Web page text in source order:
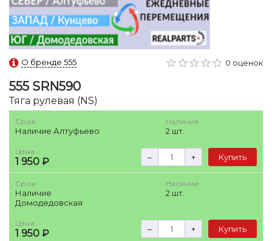
О бренде 555 0 оценок
555 SRN590
Тяга рулевая (NS)
Срок
Наличие Алтуфьево
Наличие
2 шт.
Цена
1 950 ₽ – + Купить
Срок
Наличие
Домодедовская
Наличие
2 шт.
Цена
1 950 ₽ – + Купить